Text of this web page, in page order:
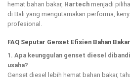
hemat bahan bakar, Hartech menjadi
di Bali yang mengutamakan performa,
profesional.
FAQ Seputar Genset Efisien Bahan
1. Apa keunggulan genset diesel
usaha?
Genset diesel lebih hemat bahan bakar,